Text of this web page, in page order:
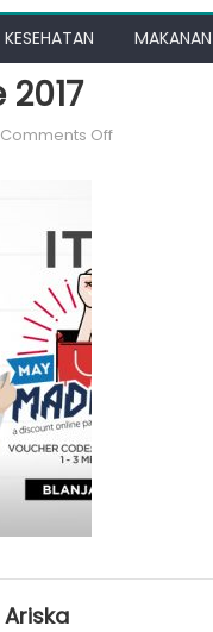
KESEHATAN MAKANAN
Comments Offon